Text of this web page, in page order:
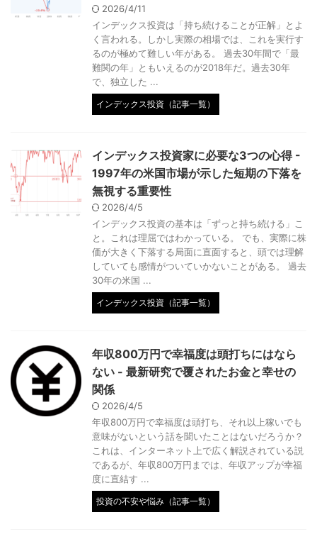
2026/4/11
インデックス投資は「持ち続けることが正解」とよ
く言われる。しかし実際の相場では、これを実行す
るのが極めて難しい年がある。 過去30年間で「最
難関の年」ともいえるのが2018年だ。過去30年
で、独立した ...
インデックス投資（記事一覧）
インデックス投資家に必要な3つの心得 -
1997年の米国市場が示した短期の下落を
無視する重要性
2026/4/5
インデックス投資の基本は「ずっと持ち続ける」こ
と。これは理屈ではわかっている。 でも、実際に株
価が大きく下落する局面に直面すると、頭では理解
していても感情がついていかないことがある。 過去
30年の米国 ...
インデックス投資（記事一覧）
年収800万円で幸福度は頭打ちにはなら
ない - 最新研究で覆されたお金と幸せの
関係
2026/4/5
年収800万円で幸福度は頭打ち、それ以上稼いでも
意味がないという話を聞いたことはないだろうか？
これは、インターネット上で広く解説されている説
であるが、年収800万円までは、年収アップが幸福
度に直結す ...
投資の不安や悩み（記事一覧）